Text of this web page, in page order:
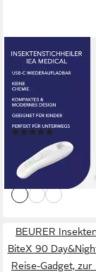
IEA MEDICAL
USB-C -
wiederaufladbar, 2
Programme,
200
Ladung, ohne
21,97 € UVP29,97 €
-27%
lieferbar - in 4-5
BEURER
BiteX 90
Reise-Gadget, zur